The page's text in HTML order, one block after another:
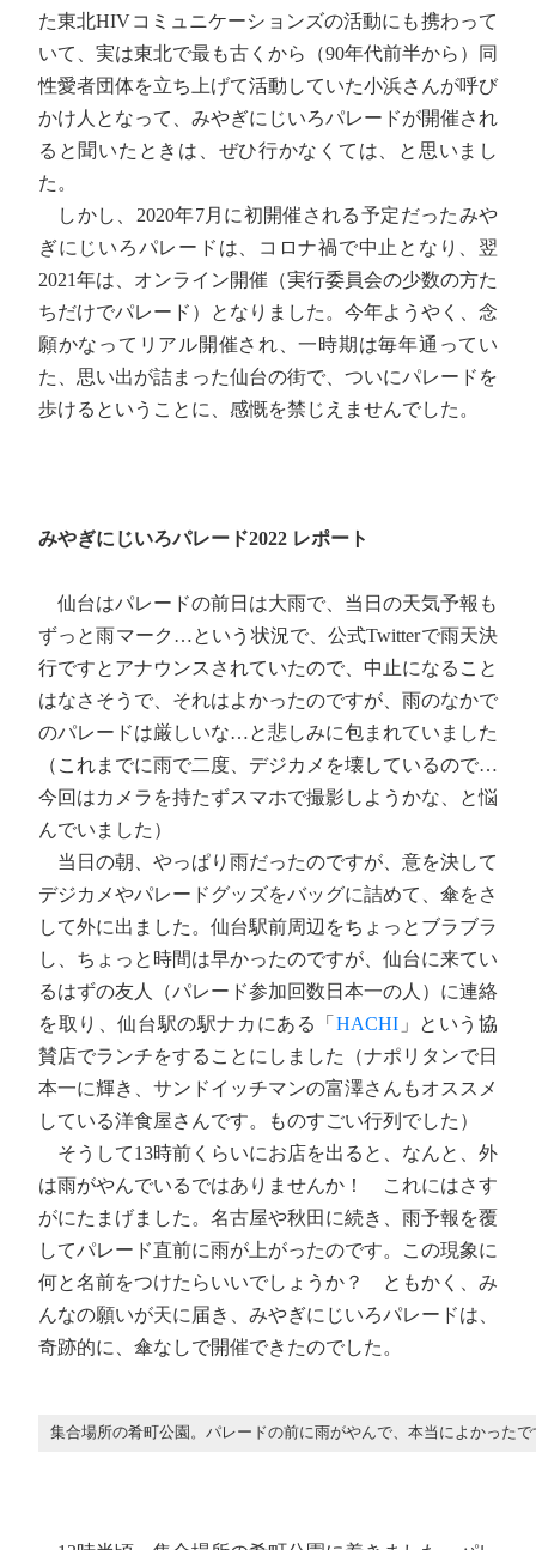
た東北HIVコミュニケーションズの活動にも携わって
いて、実は東北で最も古くから（90年代前半から）同
性愛者団体を立ち上げて活動していた小浜さんが呼び
かけ人となって、みやぎにじいろパレードが開催され
ると聞いたときは、ぜひ行かなくては、と思いまし
た。
しかし、2020年7月に初開催される予定だったみや
ぎにじいろパレードは、コロナ禍で中止となり、翌
2021年は、オンライン開催（実行委員会の少数の方た
ちだけでパレード）となりました。今年ようやく、念
願かなってリアル開催され、一時期は毎年通ってい
た、思い出が詰まった仙台の街で、ついにパレードを
歩けるということに、感慨を禁じえませんでした。
みやぎにじいろパレード2022 レポート
仙台はパレードの前日は大雨で、当日の天気予報も
ずっと雨マーク…という状況で、公式Twitterで雨天決
行ですとアナウンスされていたので、中止になること
はなさそうで、それはよかったのですが、雨のなかで
のパレードは厳しいな…と悲しみに包まれていました
（これまでに雨で二度、デジカメを壊しているので…
今回はカメラを持たずスマホで撮影しようかな、と悩
んでいました）
当日の朝、やっぱり雨だったのですが、意を決して
デジカメやパレードグッズをバッグに詰めて、傘をさ
して外に出ました。仙台駅前周辺をちょっとブラブラ
し、ちょっと時間は早かったのですが、仙台に来てい
るはずの友人（パレード参加回数日本一の人）に連絡
を取り、仙台駅の駅ナカにある「 HACHI 」という協
賛店でランチをすることにしました（ナポリタンで日
本一に輝き、サンドイッチマンの富澤さんもオススメ
している洋食屋さんです。ものすごい行列でした）
そうして13時前くらいにお店を出ると、なんと、外
は雨がやんでいるではありませんか！ これにはさす
がにたまげました。名古屋や秋田に続き、雨予報を覆
してパレード直前に雨が上がったのです。この現象に
何と名前をつけたらいいでしょうか？ ともかく、み
んなの願いが天に届き、みやぎにじいろパレードは、
奇跡的に、傘なしで開催できたのでした。
集合場所の肴町公園。パレードの前に雨がやんで、本当によかったで